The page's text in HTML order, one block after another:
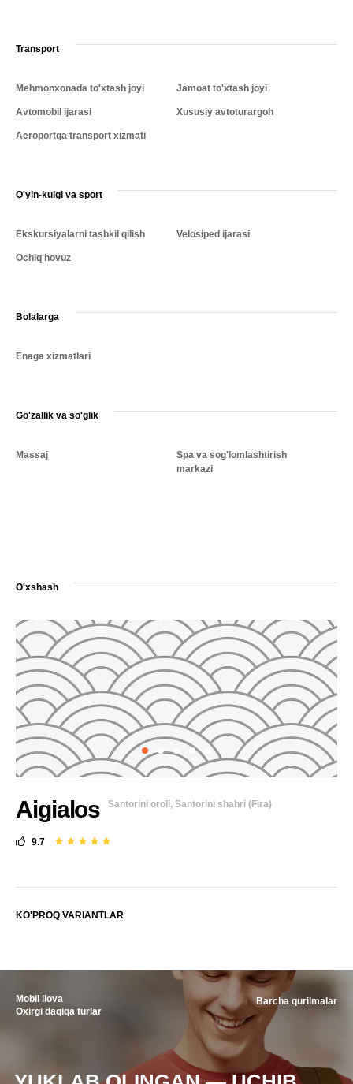
Transport
Mehmonxonada to'xtash joyi
Avtomobil ijarasi
Aeroportga transport xizmati
Jamoat to'xtash joyi
Xususiy avtoturargoh
O'yin-kulgi va sport
Ekskursiyalarni tashkil qilish
Ochiq hovuz
Velosiped ijarasi
Bolalarga
Enaga xizmatlari
Go'zallik va so'glik
Massaj
Spa va sog'lomlashtirish
markazi
O'xshash
Aigialos Santorini oroli, Santorini shahri (Fira)
9.7
KO'PROQ VARIANTLAR
Mobil ilova
Oxirgi daqiqa turlar
Barcha qurilmalar